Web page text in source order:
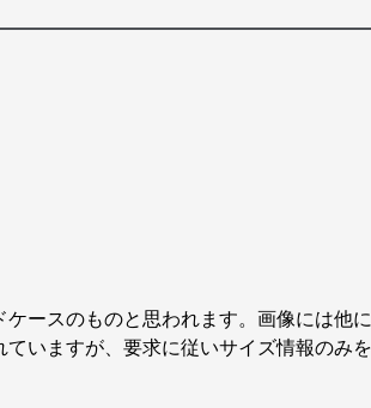
ースのものと思われます。画像には他
いますが、要求に従いサイズ情報のみ